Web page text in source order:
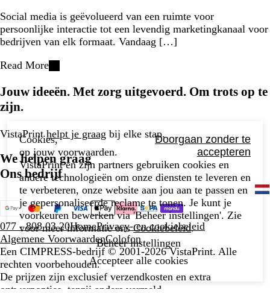
Social media is geëvolueerd van een ruimte voor
persoonlijke interactie tot een levendig marketingkanaal voor
bedrijven van elk formaat. Vandaag […]
Read More
Jouw ideeën. Met zorg uitgevoerd. Om trots op te
zijn.
VistaPrinthelpt je graag bij elke stap.
We helpen graag
Ons bedrijf
077 - 808 03 20HomePrivacy- en cookiebeleid
Algemene VoorwaardenColofon
Een CIMPRESS-bedrijf © 2001-2026 VistaPrint. Alle
rechten voorbehouden.
De prijzen zijn exclusief verzendkosten en extra
ontwerpopties, tenzij anders vermeld.
Cookies,
op jouw voorwaarden.
Doorgaan zonder te
accepteren
VistaPrint en zijn partners gebruiken cookies en
andere technologieën om onze diensten te leveren en
te verbeteren, onze website aan jou aan te passen en
je gepersonaliseerde reclame te tonen. Je kunt je
voorkeuren bewerken via 'Beheer instellingen'. Zie
voor meer informatie onsCookiebeleid.
Beheer instellingen
Accepteer alle cookies